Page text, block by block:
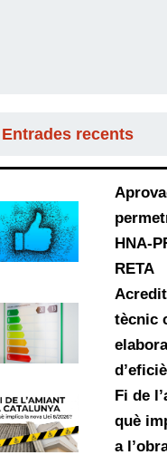
Entrades recents
HNA-
RETA
tècnic
Fi de
què
a